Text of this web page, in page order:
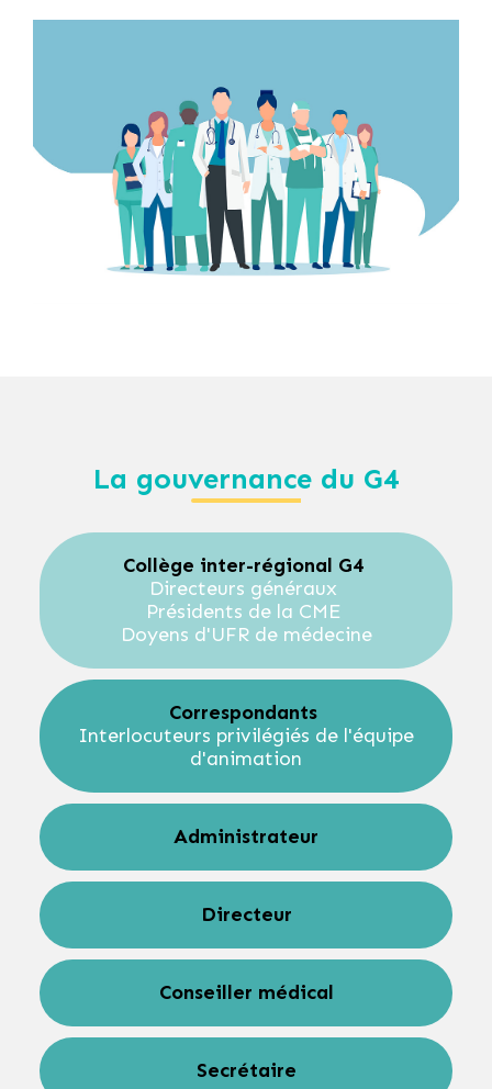
La gouvernance du G4
Collège inter-régional G4
Directeurs généraux
Présidents de la CME
Doyens d'UFR de médecine
Correspondants
Interlocuteurs privilégiés de l'équipe
d'animation
Administrateur
Directeur
Conseiller médical
Secrétaire